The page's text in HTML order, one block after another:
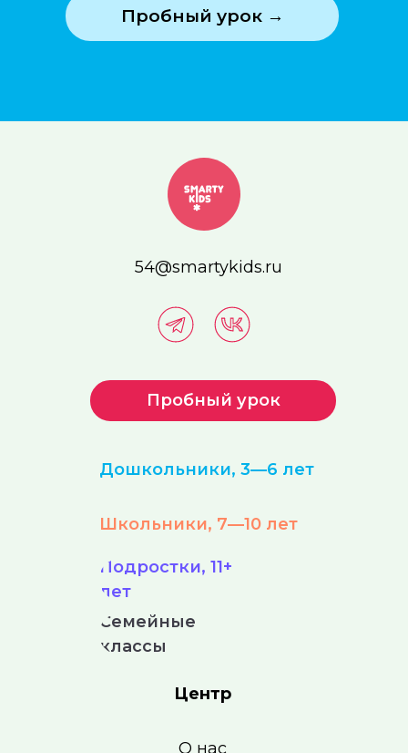
Пробный урок →
Дошкольники, 3—6 лет
Школьники, 7—10 лет
Подростки, 11+
лет
54@smartykids.ru
О нас
Пробный урок
Семейные
классы
Центр